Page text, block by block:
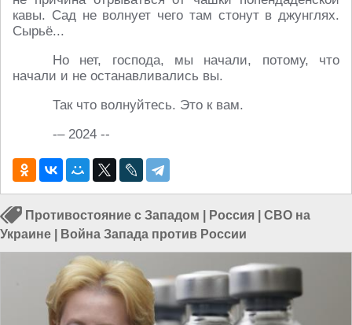
кавы. Сад не волнует чего там стонут в джунглях.
Сырьё...
Но нет, господа, мы начали, потому, что
начали и не останавливались вы.
Так что волнуйтесь. Это к вам.
-– 2024 --
Противостояние с Западом Россия
СВО на
Украине
Война Запада против России